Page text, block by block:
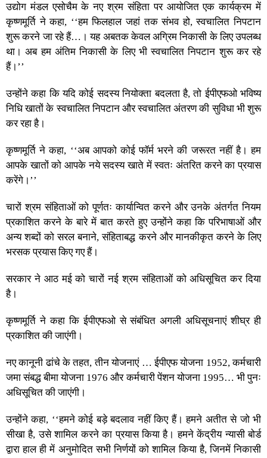
उद्योग मंडल एसोचैम के नए श्रम संहिता पर आयोजित एक कार्यक्रम में
कृष्णमूर्ति ने कहा, ‘‘हम फिलहाल जहां तक ​​संभव हो, स्वचालित निपटान
शुरू करने जा रहे हैं…। यह अबतक केवल अग्रिम निकासी के लिए उपलब्ध
था। अब हम अंतिम निकासी के लिए भी स्वचालित निपटान शुरू कर रहे
हैं।’’
उन्होंने कहा कि यदि कोई सदस्य नियोक्ता बदलता है, तो ईपीएफओ भविष्य
निधि खातों के स्वचालित निपटान और स्वचालित अंतरण की सुविधा भी शुरू
कर रहा है।
कृष्णमूर्ति ने कहा, ‘‘अब आपको कोई फॉर्म भरने की जरूरत नहीं है। हम
आपके खातों को आपके नये सदस्य खाते में स्वतः अंतरित करने का प्रयास
करेंगे।’’
चारों श्रम संहिताओं को पूर्णतः कार्यान्वित करने और उनके अंतर्गत नियम
प्रकाशित करने के बारे में बात करते हुए उन्होंने कहा कि परिभाषाओं और
अन्य शब्दों को सरल बनाने, संहिताबद्ध करने और मानकीकृत करने के लिए
भरसक प्रयास किए गए हैं।
सरकार ने आठ मई को चारों नई श्रम संहिताओं को अधिसूचित कर दिया
है।
कृष्णमूर्ति ने कहा कि ईपीएफओ से संबंधित अगली अधिसूचनाएं शीघ्र ही
प्रकाशित की जाएंगी।
नए कानूनी ढांचे के तहत, तीन योजनाएं … ईपीएफ योजना 1952, कर्मचारी
जमा संबद्ध बीमा योजना 1976 और कर्मचारी पेंशन योजना 1995… भी पुनः
अधिसूचित की जाएंगी।
उन्होंने कहा, ‘‘हमने कोई बड़े बदलाव नहीं किए हैं। हमने अतीत से जो भी
सीखा है, उसे शामिल करने का प्रयास किया है। हमने केंद्रीय न्यासी बोर्ड
द्वारा हाल ही में अनुमोदित सभी निर्णयों को शामिल किया है, जिनमें निकासी